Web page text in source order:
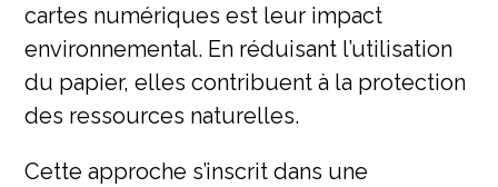
cartes numériques est leur impact
environnemental. En réduisant l’utilisation
du papier, elles contribuent à la protection
des ressources naturelles.
Cette approche s’inscrit dans une